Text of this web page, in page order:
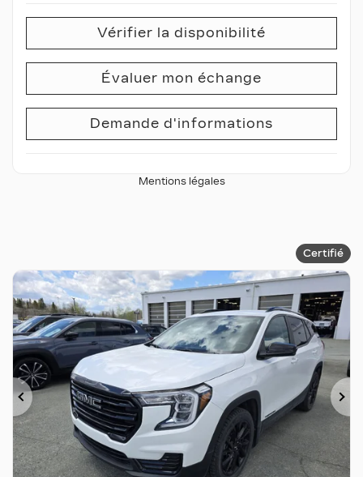
Vérifier la disponibilité
Évaluer mon échange
Demande d'informations
Mentions légales
Certifié
Précédent